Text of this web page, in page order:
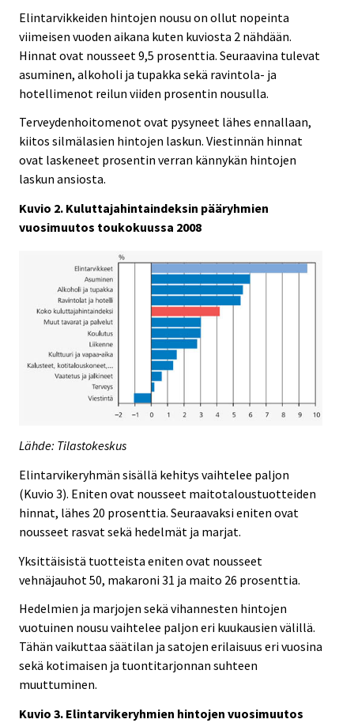
Elintarvikkeiden hintojen nousu on ollut nopeinta
viimeisen vuoden aikana kuten kuviosta 2 nähdään.
Hinnat ovat nousseet 9,5 prosenttia. Seuraavina tulevat
asuminen, alkoholi ja tupakka sekä ravintola- ja
hotellimenot reilun viiden prosentin nousulla.
Terveydenhoitomenot ovat pysyneet lähes ennallaan,
kiitos silmälasien hintojen laskun. Viestinnän hinnat
ovat laskeneet prosentin verran kännykän hintojen
laskun ansiosta.
Kuvio 2. Kuluttajahintaindeksin pääryhmien
vuosimuutos toukokuussa 2008
Lähde: Tilastokeskus
Elintarvikeryhmän sisällä kehitys vaihtelee paljon
(Kuvio 3). Eniten ovat nousseet maitotaloustuotteiden
hinnat, lähes 20 prosenttia. Seuraavaksi eniten ovat
nousseet rasvat sekä hedelmät ja marjat.
Yksittäisistä tuotteista eniten ovat nousseet
vehnäjauhot 50, makaroni 31 ja maito 26 prosenttia.
Hedelmien ja marjojen sekä vihannesten hintojen
vuotuinen nousu vaihtelee paljon eri kuukausien välillä.
Tähän vaikuttaa säätilan ja satojen erilaisuus eri vuosina
sekä kotimaisen ja tuontitarjonnan suhteen
muuttuminen.
Kuvio 3. Elintarvikeryhmien hintojen vuosimuutos